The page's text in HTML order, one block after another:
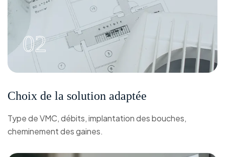
02
Choix de la solution adaptée
Type de VMC, débits, implantation des bouches,
cheminement des gaines.